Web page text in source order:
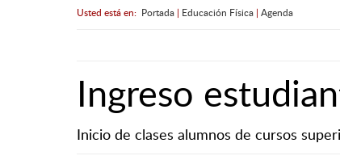
Usted está en: Portada| Educación Física| Agenda
Ingreso
Inicio de clases alumnos de cursos